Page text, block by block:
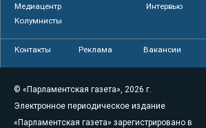
Медиацентр
Интервью
Колумнисты
Контакты Реклама Вакансии
© «Парламентская газета», 2026 г.
Электронное периодическое издание
«Парламентская газета» зарегистрировано в